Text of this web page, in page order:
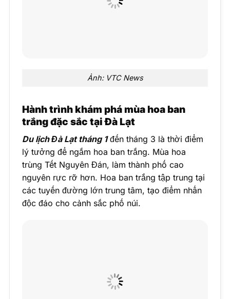
Ảnh: VTC News
Hành trình khám phá mùa hoa ban
trắng đặc sắc tại Đà Lạt
Du lịch Đà Lạt tháng 1 đến tháng 3 là thời điểm
lý tưởng để ngắm hoa ban trắng. Mùa hoa
trùng Tết Nguyên Đán, làm thành phố cao
nguyên rực rỡ hơn. Hoa ban trắng tập trung tại
các tuyến đường lớn trung tâm, tạo điểm nhấn
độc đáo cho cảnh sắc phố núi.